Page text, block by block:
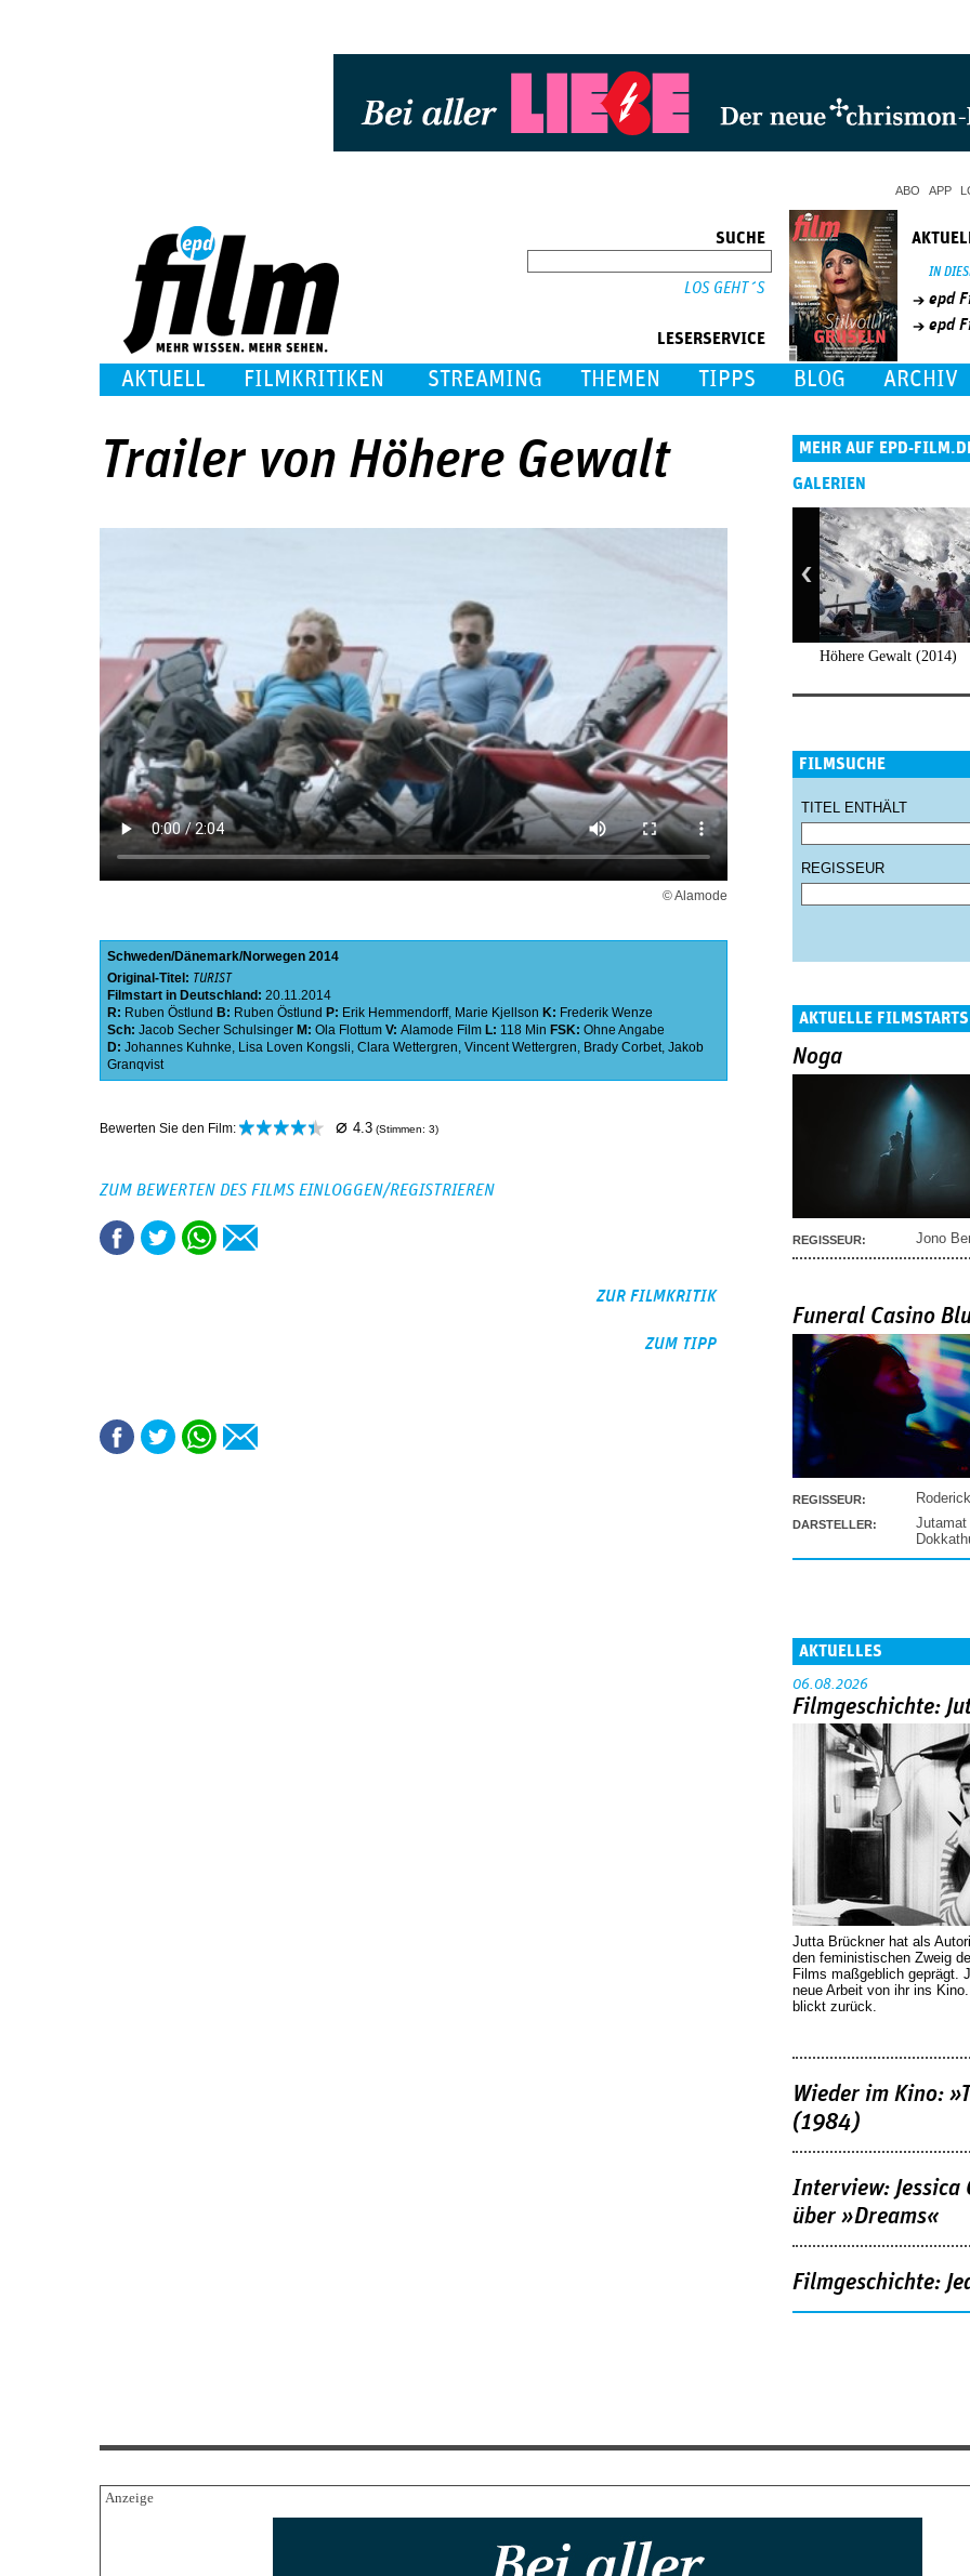
ABO APP
SUCHE
LESERSERVICE
IN
epd
epd
AKTUELL FILMKRITIKEN STREAMING THEMEN TIPPS BLOG ARCHIV
Trailer von Höhere Gewalt
© Alamode
Schweden Dänemark Norwegen 2014
Original-Titel: TURIST
Filmstart in Deutschland: 20.11.2014
R: Ruben Östlund B: Ruben Östlund P: Erik Hemmendorff, Marie Kjellson K: Frederik Wenze
Sch: Jacob Secher Schulsinger M: Ola Flottum V: Alamode Film L: 118 Min FSK: Ohne Angabe
D: Johannes Kuhnke, Lisa Loven Kongsli, Clara Wettergren, Vincent Wettergren, Brady Corbet, Jakob
Granqvist
Bewerten Sie den Film: ⌀ 4.3 (Stimmen: 3)
ZUM BEWERTEN DES FILMS EINLOGGEN/REGISTRIEREN
ZUR FILMKRITIK
ZUM TIPP
MEHR AUF EPD-
GALERIEN
Höhere Gewalt (2014)
FILMSUCHE
TITEL ENTHÄLT
REGISSEUR
AKTUELLE FILMSTARTS
Noga
REGISSEUR: Jono
Funeral Casino
REGISSEUR:
DARSTELLER:
Jutamat
AKTUELLES
06.08.2026
Filmgeschichte:
Jutta Brückner hat als
den feministischen Zweig
Films maßgeblich geprägt.
neue Arbeit von ihr ins
blickt zurück.
Wieder im Kino:
(1984)
Interview: Jessica
über »Dreams«
Filmgeschichte: